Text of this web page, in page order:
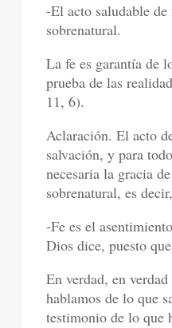
-El acto saludable
sobrenatural.
La fe es garantía de
prueba de las
11, 6).
Aclaración. El acto
salvación, y para
necesaria la gracia
sobrenatural, es
-Fe es el
Dios dice, puesto
En verdad, en
hablamos de lo que
testimonio de lo que